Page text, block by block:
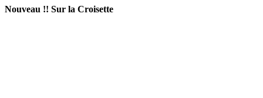
Nouveau !! Sur la Croisette